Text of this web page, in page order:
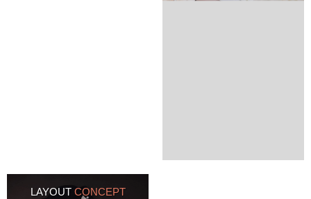
LAYOUT CONCEPT